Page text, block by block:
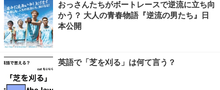
おっさんたちがボートレースで逆流に立ち向
かう？ 大人の青春物語『逆流の男たち』日
本公開
英語で「芝を刈る」は何て言う？